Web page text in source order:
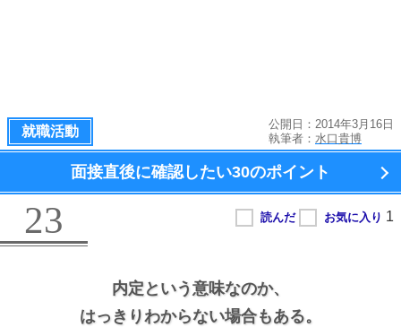
就職活動
公開日：2014年3月16日
執筆者： 水口貴博
面接直後に確認したい30のポイント
23
内定という意味なのか、
はっきりわからない場合もある。